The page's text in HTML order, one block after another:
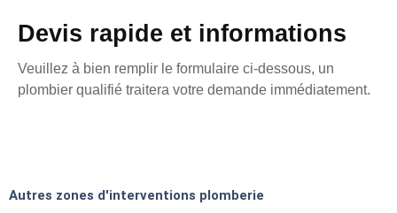
Devis rapide et informations
Veuillez à bien remplir le formulaire ci-dessous, un
plombier qualifié traitera votre demande immédiatement.
Autres zones d'interventions plomberie